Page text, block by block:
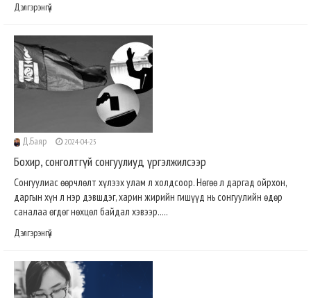
Дэлгэрэнгүй
Д.Баяр 2024-04-25
Бохир, сонголтгүй сонгуулиуд үргэлжилсээр
Сонгуулиас өөрчлөлт хүлээх улам л холдсоор. Нөгөө л даргад ойрхон,
даргын хүн л нэр дэвшдэг, харин жирийн гишүүд нь сонгуулийн өдөр
саналаа өгдөг нөхцөл байдал хэвээр.....
Дэлгэрэнгүй